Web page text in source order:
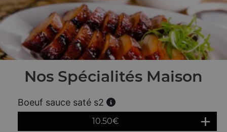
Nos Spécialités Maison
Boeuf sauce saté s2
10.50€